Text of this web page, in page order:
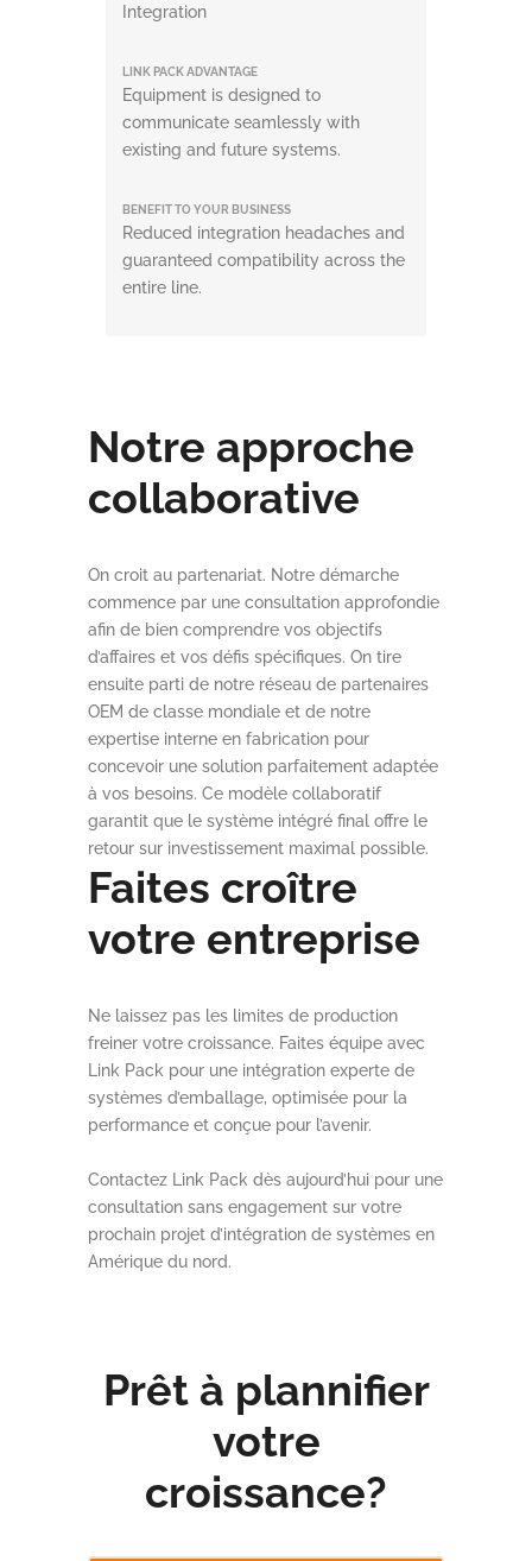
Integration
Equipment is designed to
communicate seamlessly with
existing and future systems.
Reduced integration headaches and
guaranteed compatibility across the
entire line.
Notre approche
collaborative
On croit au partenariat. Notre démarche
commence par une consultation approfondie
afin de bien comprendre vos objectifs
d’affaires et vos défis spécifiques. On tire
ensuite parti de notre réseau de partenaires
OEM de classe mondiale et de notre
expertise interne en fabrication pour
concevoir une solution parfaitement adaptée
à vos besoins. Ce modèle collaboratif
garantit que le système intégré final offre le
retour sur investissement maximal possible.
Faites croître
votre entreprise
Ne laissez pas les limites de production
freiner votre croissance. Faites équipe avec
Link Pack pour une intégration experte de
systèmes d’emballage, optimisée pour la
performance et conçue pour l’avenir.
Contactez Link Pack dès aujourd’hui pour une
consultation sans engagement sur votre
prochain projet d’intégration de systèmes en
Amérique du nord.
Prêt à plannifier
votre
croissance?